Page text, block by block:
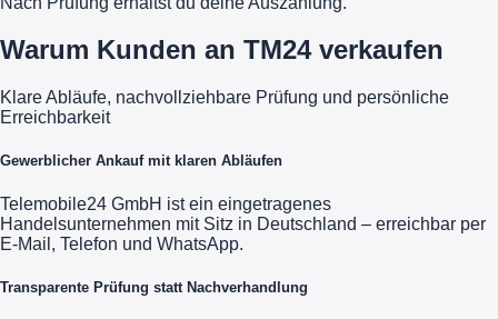
Warum Kunden an TM24 verkaufen
Klare Abläufe, nachvollziehbare Prüfung und persönliche
Erreichbarkeit
Gewerblicher Ankauf mit klaren Abläufen
Telemobile24 GmbH ist ein eingetragenes
Handelsunternehmen mit Sitz in Deutschland – erreichbar per
E-Mail, Telefon und WhatsApp.
Transparente Prüfung statt Nachverhandlung